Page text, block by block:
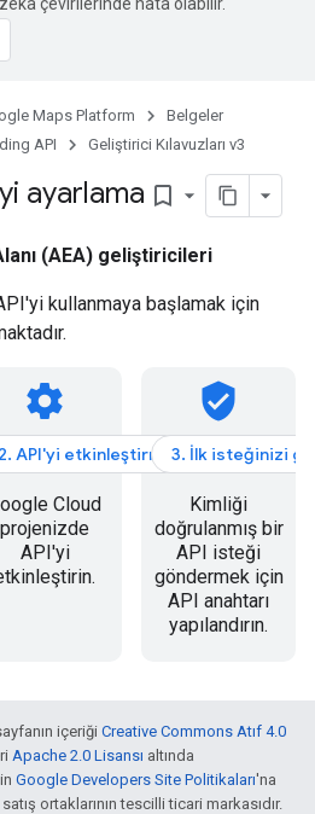
Maps Platform
Belgeler
API Geliştirici Kılavuzları v3
ayarlama bookmark_border
(AEA) geliştiricileri
kullanmaya başlamak için
settings
2. API'yi etkinleştirme
Cloud
projenizde
API'yi
verified_user
3. İlk isteğinizi
Kimliği
doğrulanmış bir
API isteği
göndermek için
API anahtarı
yapılandırın.
içeriği Creative Commons Atıf 4.0
Apache 2.0 Lisansı altında
Google Developers Site Politikaları'na
ortaklarının tescilli ticari markasıdır.